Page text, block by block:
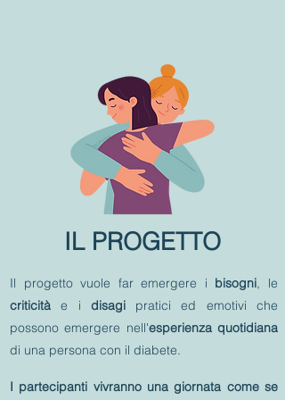
IL PROGETTO
Il progetto vuole far emergere i bisogni, le
criticitàe i disagi pratici ed emotivi che
possono emergere nell'esperienza quotidiana
di una persona con il diabete.
I partecipanti vivranno una giornata come se